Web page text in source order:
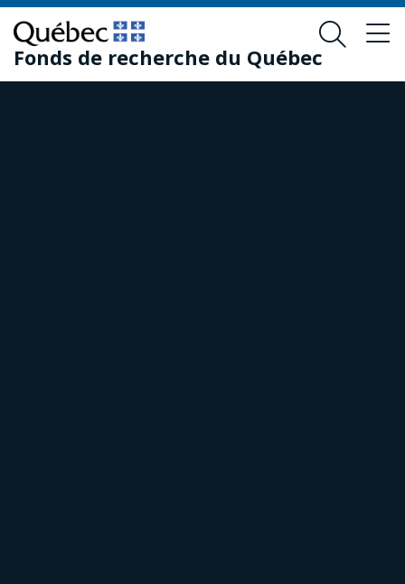
Passer
au
contenu
principal
Passer
au
pied
de
Fonds de recherche du Québec